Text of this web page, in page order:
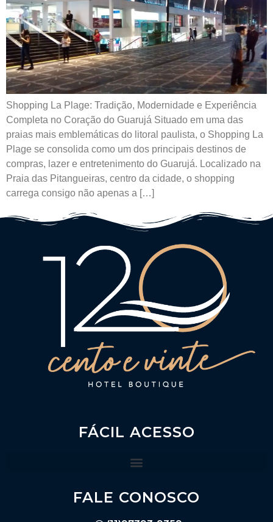
Shopping La Plage: Tradição, Modernidade e Experiência
Completa no Coração do Guarujá Situado em uma das
praias mais emblemáticas do litoral paulista, o Shopping La
Plage se consolida como um dos principais destinos de
compras, lazer e entretenimento do Guarujá. Localizado na
Praia das Pitangueiras, centro da cidade, o shopping
carrega consigo não apenas a […]
FÁCIL ACESSO
FALE CONOSCO